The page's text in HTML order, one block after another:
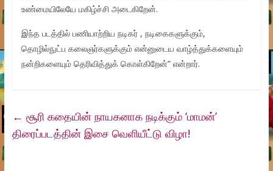
உண்மையிலேயே மகிழ்ச்சி அடைகிறேன்.‌
இந்த படத்தில் பணியாற்றிய நடிகர் , நடிகைகளுக்கும்,
தொழில்நுட்ப கலைஞர்களுக்கும் என்னுடைய வாழ்த்துக்களையும்
நன்றிகளையும் தெரிவித்துக் கொள்கிறேன்” என்றார்.
← சூரி கதையின் நாயகனாக நடிக்கும் ‘மாமன்’
திரைப்படத்தின் இசை வெளியீட்டு விழா!